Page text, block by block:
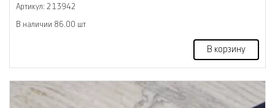
Артикул: 213942
В наличии 86.00 шт
В корзину